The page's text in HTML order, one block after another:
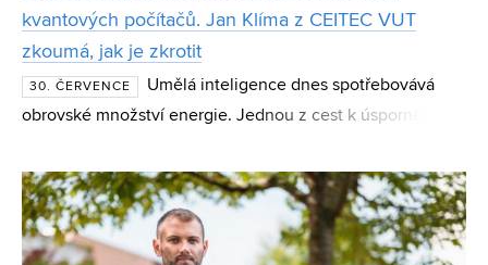
kvantových počítačů. Jan Klíma z CEITEC VUT
zkoumá, jak je zkrotit
30. ČERVENCE
Umělá inteligence dnes spotřebovává
obrovské množství energie. Jednou z cest k úspornějším
které vědci zkoumají jako základ nové generace čipů i
kvan